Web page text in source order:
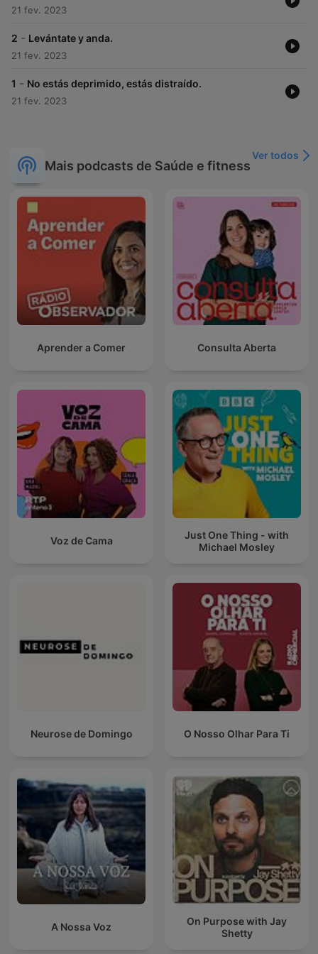
21 fev. 2023
2 - Levántate y anda.
21 fev. 2023
1 - No estás deprimido, estás distraído.
21 fev. 2023
Mais podcasts de Saúde e fitness
Ver todos
Aprender a Comer Consulta Aberta
Voz de Cama
Just One Thing - with
Michael Mosley
Neurose de Domingo O Nosso Olhar Para Ti
A Nossa Voz
On Purpose with Jay
Shetty